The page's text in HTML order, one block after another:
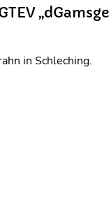
in Schleching.